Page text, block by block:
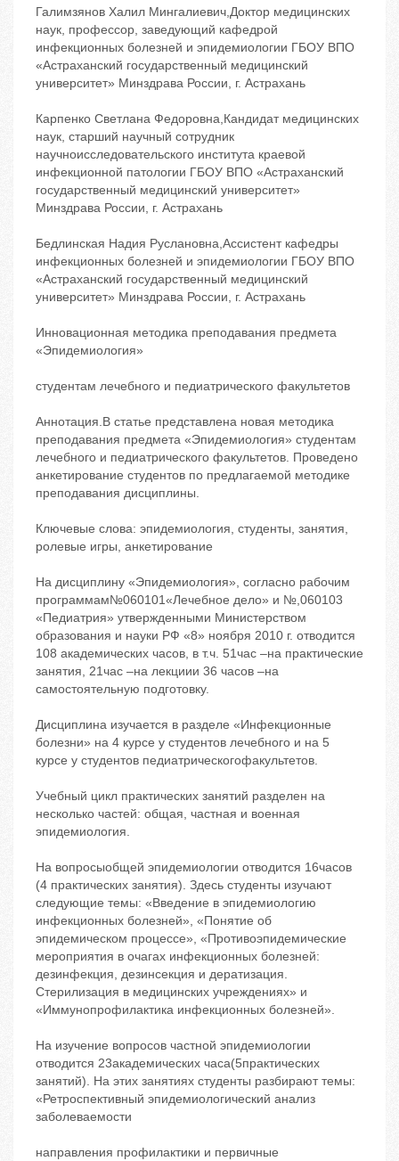
Галимзянов Халил Мингалиевич,Доктор медицинских
наук, профессор, заведующий кафедрой
инфекционных болезней и эпидемиологии ГБОУ ВПО
«Астраханский государственный медицинский
университет» Минздрава России, г. Астрахань
Карпенко Светлана Федоровна,Кандидат медицинских
наук, старший научный сотрудник
научноисследовательского института краевой
инфекционной патологии ГБОУ ВПО «Астраханский
государственный медицинский университет»
Минздрава России, г. Астрахань
Бедлинская Надия Руслановна,Ассистент кафедры
инфекционных болезней и эпидемиологии ГБОУ ВПО
«Астраханский государственный медицинский
университет» Минздрава России, г. Астрахань
Инновационная методика преподавания предмета
«Эпидемиология»
студентам лечебного и педиатрического факультетов
Аннотация.В статье представлена новая методика
преподавания предмета «Эпидемиология» студентам
лечебного и педиатрического факультетов. Проведено
анкетирование студентов по предлагаемой методике
преподавания дисциплины.
Ключевые слова: эпидемиология, студенты, занятия,
ролевые игры, анкетирование
На дисциплину «Эпидемиология», согласно рабочим
программам№060101«Лечебное дело» и №,060103
«Педиатрия» утвержденными Министерством
образования и науки РФ «8» ноября 2010 г. отводится
108 академических часов, в т.ч. 51час –на практические
занятия, 21час –на лекциии 36 часов –на
самостоятельную подготовку.
Дисциплина изучается в разделе «Инфекционные
болезни» на 4 курсе у студентов лечебного и на 5
курсе у студентов педиатрическогофакультетов.
Учебный цикл практических занятий разделен на
несколько частей: общая, частная и военная
эпидемиология.
На вопросыобщей эпидемиологии отводится 16часов
(4 практических занятия). Здесь студенты изучают
следующие темы: «Введение в эпидемиологию
инфекционных болезней», «Понятие об
эпидемическом процессе», «Противоэпидемические
мероприятия в очагах инфекционных болезней:
дезинфекция, дезинсекция и дератизация.
Стерилизация в медицинских учреждениях» и
«Иммунопрофилактика инфекционных болезней».
На изучение вопросов частной эпидемиологии
отводится 23академических часа(5практических
занятий). На этих занятиях студенты разбирают темы:
«Ретроспективный эпидемиологический анализ
заболеваемости
направления профилактики и первичные